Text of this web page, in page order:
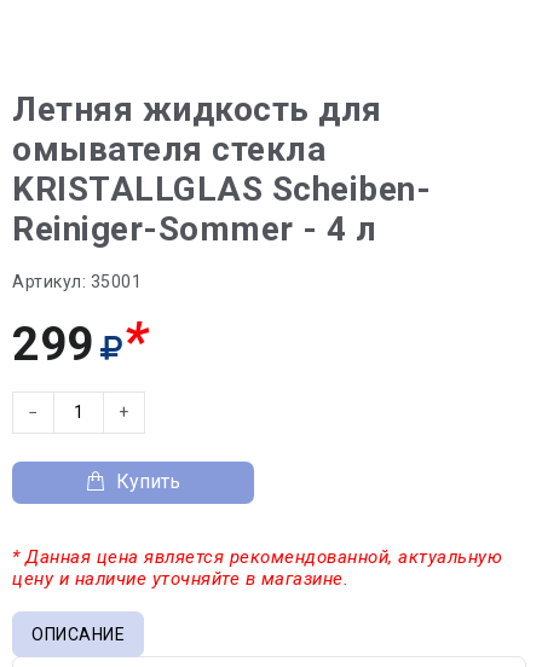
Летняя жидкость для
омывателя стекла
KRISTALLGLAS Scheiben-
Reiniger-Sommer - 4 л
Артикул: 35001
299 *
− +
Купить
* Данная цена является рекомендованной, актуальную
цену и наличие уточняйте в магазине.
ОПИСАНИЕ